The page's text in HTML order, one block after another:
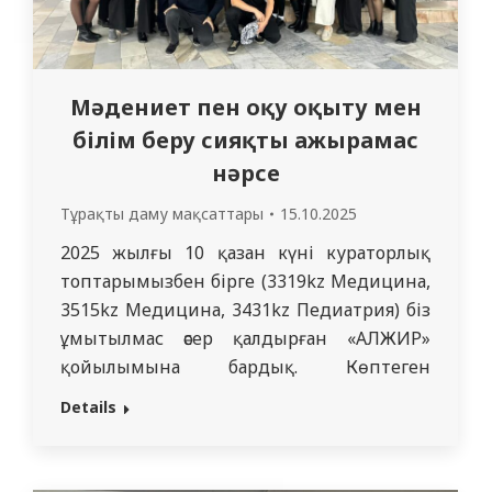
Мәдениет пен оқу оқыту мен
білім беру сияқты ажырамас
нәрсе
Тұрақты даму мақсаттары 15.10.2025
2025 жылғы 10 қазан күні кураторлық
топтарымызбен бірге (3319kz Медицина,
3515kz Медицина, 3431kz Педиатрия) біз
ұмытылмас әсер қалдырған «АЛЖИР»
қойылымына бардық. Көптеген
студенттер үшін бұл Қазақстан
Details